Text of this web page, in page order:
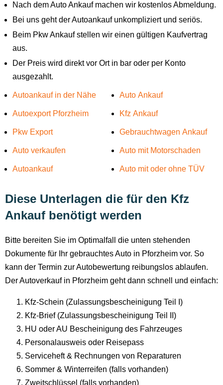
Nach dem Auto Ankauf machen wir kostenlos Abmeldung.
Bei uns geht der Autoankauf unkompliziert und seriös.
Beim Pkw Ankauf stellen wir einen gültigen Kaufvertrag
aus.
Der Preis wird direkt vor Ort in bar oder per Konto
ausgezahlt.
Autoankauf in der Nähe
Autoexport Pforzheim
Pkw Export
Auto verkaufen
Autoankauf
Auto Ankauf
Kfz Ankauf
Gebrauchtwagen Ankauf
Auto mit Motorschaden
Auto mit oder ohne TÜV
Diese Unterlagen die für den Kfz
Ankauf benötigt werden
Bitte bereiten Sie im Optimalfall die unten stehenden
Dokumente für Ihr gebrauchtes Auto in Pforzheim vor. So
kann der Termin zur Autobewertung reibungslos ablaufen.
Der Autoverkauf in Pforzheim geht dann schnell und einfach:
Kfz-Schein (Zulassungsbescheinigung Teil I)
Kfz-Brief (Zulassungsbescheinigung Teil II)
HU oder AU Bescheinigung des Fahrzeuges
Personalausweis oder Reisepass
Serviceheft & Rechnungen von Reparaturen
Sommer & Winterreifen (falls vorhanden)
Zweitschlüssel (falls vorhanden)